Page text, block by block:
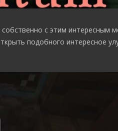
собственно с этим интересным
подобного интересное